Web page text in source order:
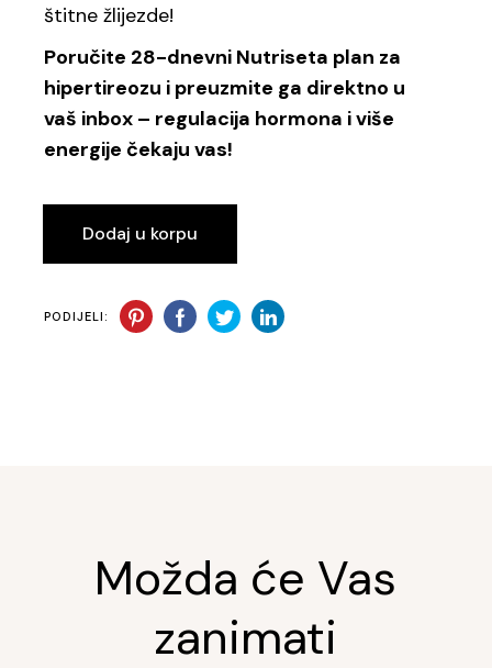
štitne žlijezde!
Poručite 28-dnevni Nutriseta plan za
hipertireozu i preuzmite ga direktno u
vaš inbox – regulacija hormona i više
energije čekaju vas!
Dodaj u korpu
PODIJELI:
Možda će Vas
zanimati